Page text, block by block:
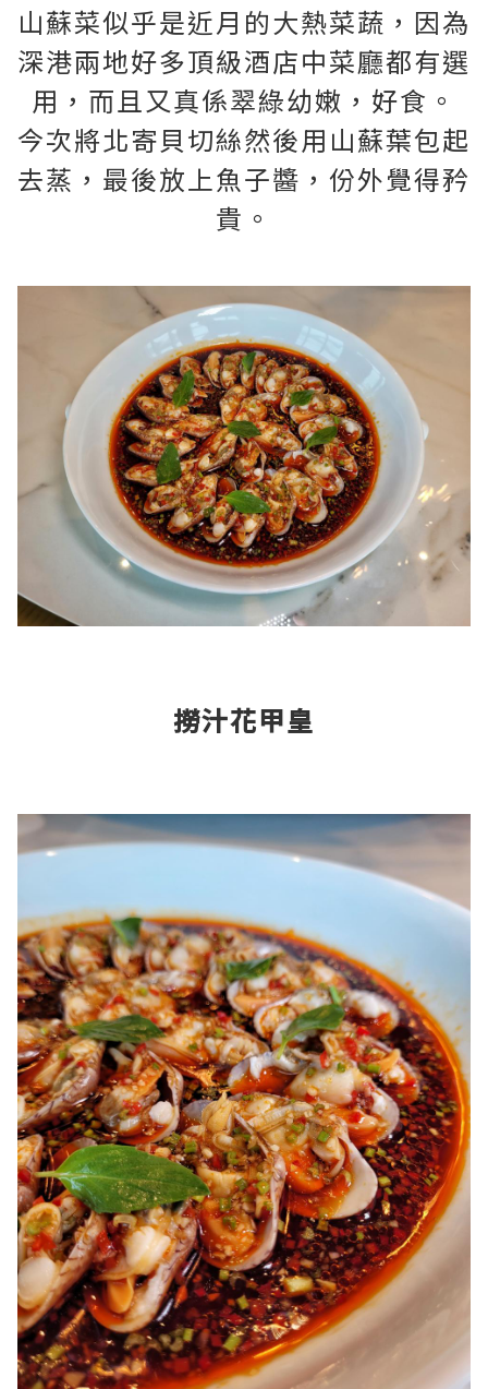
山蘇菜似乎是近月的大熱菜蔬，因為
深港兩地好多頂級酒店中菜廳都有選
用，而且又真係翠綠幼嫩，好食。
今次將北寄貝切絲然後用山蘇葉包起
去蒸，最後放上魚子醬，份外覺得矜
貴。
撈汁花甲皇